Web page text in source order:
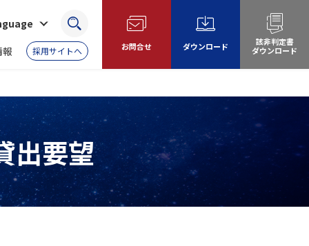
検索
採用サイトへ お問合せ ダウンロード
該非判定書
ダウンロード
出要望